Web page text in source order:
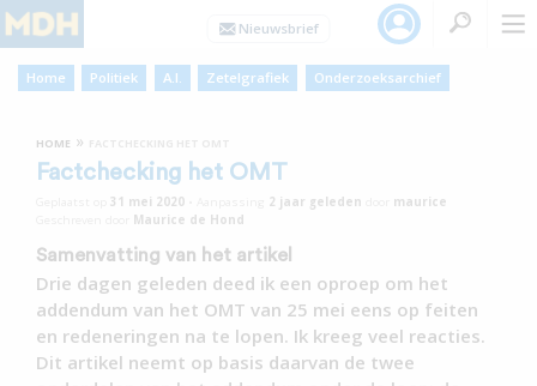
Home Politiek A.I. Zetelgrafiek Onderzoeksarchief
HOME »
Factchecking het OMT
31 mei 2020 2 jaar geleden
maurice
Maurice de Hond
Samenvatting van het artikel
Drie dagen geleden deed ik een oproep om het
addendum van het OMT van 25 mei eens op feiten
en redeneringen na te lopen. Ik kreeg veel reacties.
Dit artikel neemt op basis daarvan de twee